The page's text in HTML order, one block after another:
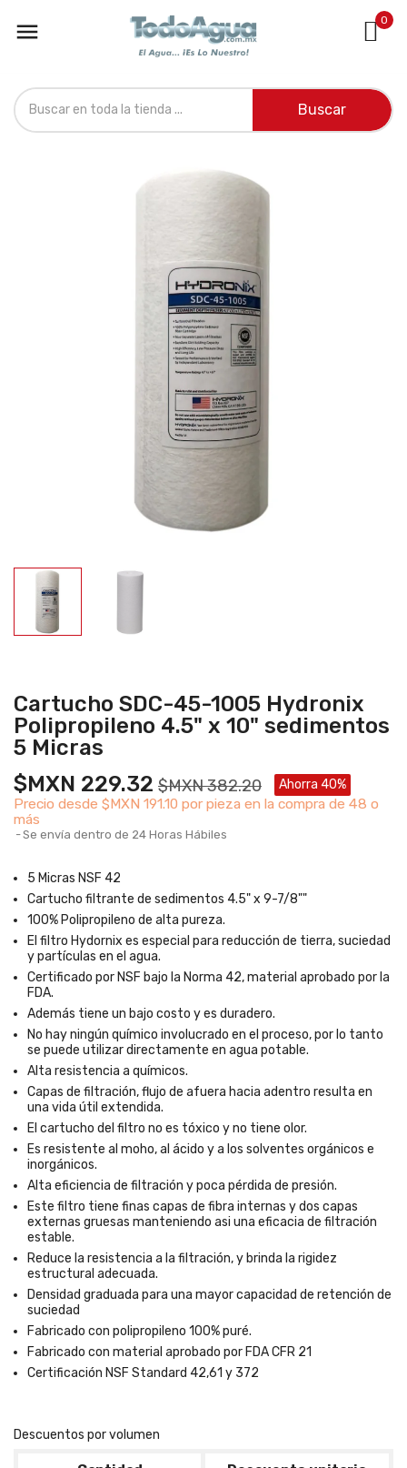
 0
Buscar
Cartucho SDC-45-1005 Hydronix
Polipropileno 4.5" x 10" sedimentos
5 Micras
$MXN 229.32 $MXN 382.20 Ahorra 40%
Precio desde $MXN 191.10 por pieza en la compra de 48 o
más
Se envía dentro de 24 Horas Hábiles
5 Micras NSF 42
Cartucho filtrante de sedimentos 4.5" x 9-7/8""
100% Polipropileno de alta pureza.
El filtro Hydornix es especial para reducción de tierra, suciedad
y partículas en el agua.
Certificado por NSF bajo la Norma 42, material aprobado por la
FDA.
Además tiene un bajo costo y es duradero.
No hay ningún químico involucrado en el proceso, por lo tanto
se puede utilizar directamente en agua potable.
Alta resistencia a químicos.
Capas de filtración, flujo de afuera hacia adentro resulta en
una vida útil extendida.
El cartucho del filtro no es tóxico y no tiene olor.
Es resistente al moho, al ácido y a los solventes orgánicos e
inorgánicos.
Alta eficiencia de filtración y poca pérdida de presión.
Este filtro tiene finas capas de fibra internas y dos capas
externas gruesas manteniendo asi una eficacia de filtración
estable.
Reduce la resistencia a la filtración, y brinda la rigidez
estructural adecuada.
Densidad graduada para una mayor capacidad de retención de
suciedad
Fabricado con polipropileno 100% puré.
Fabricado con material aprobado por FDA CFR 21
Certificación NSF Standard 42,61 y 372
Descuentos por volumen